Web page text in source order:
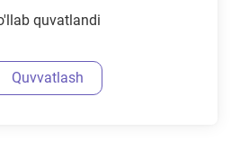
quvatlandi
Quvvatlash